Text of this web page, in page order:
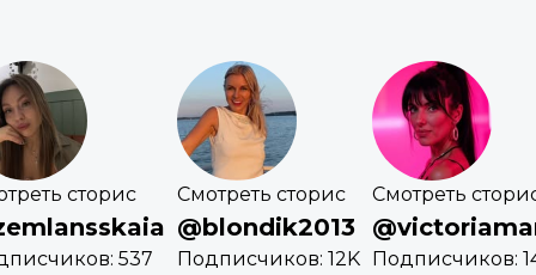
сторис
537
Смотреть сторис
@blondik2013
Подписчиков: 12K
Смотреть
Подписчиков: